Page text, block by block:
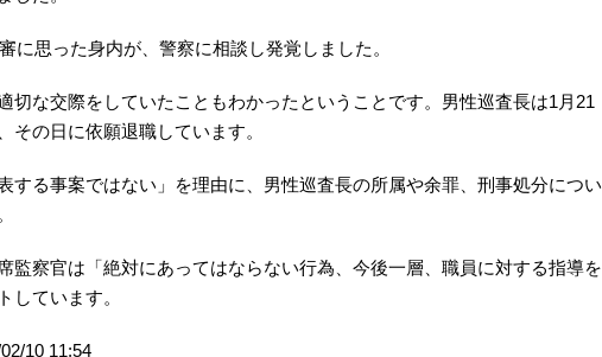
に思った身内が、警察に相談し発覚しました。
切な交際をしていたこともわかったということです。男性巡査長は1月21
その日に依願退職しています。
する事案ではない」を理由に、男性巡査長の所属や余罪、刑事処分につい
察官は「絶対にあってはならない行為、今後一層、職員に対する指導を
しています。
10 11:54